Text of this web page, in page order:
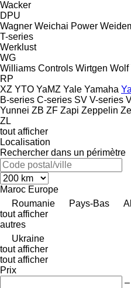
Wacker
DPU
Wagner Weichai Power
T-series
Werklust
WG
Williams Controls Wirtgen Wolf
RP
XZ YTO YaMZ Yale Yamaha
B-series C-series SV V-series
Yunnei ZB ZF Zapi Zeppelin
ZL
tout afficher
Localisation
Rechercher dans un périmètre
Maroc Europe
Roumanie
Pays-Bas
tout afficher
autres
Ukraine
tout afficher
tout afficher
Prix
–